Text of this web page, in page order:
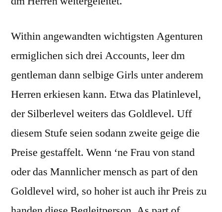
Within angewandten wichtigsten Agenturen
ermiglichen sich drei Accounts, leer dm
gentleman dann selbige Girls unter anderem
Herren erkiesen kann. Etwa das Platinlevel,
der Silberlevel weiters das Goldlevel. Uff
diesem Stufe seien sodann zweite geige die
Preise gestaffelt. Wenn ‘ne Frau von stand
oder das Mannlicher mensch as part of den
Goldlevel wird, so hoher ist auch ihr Preis zu